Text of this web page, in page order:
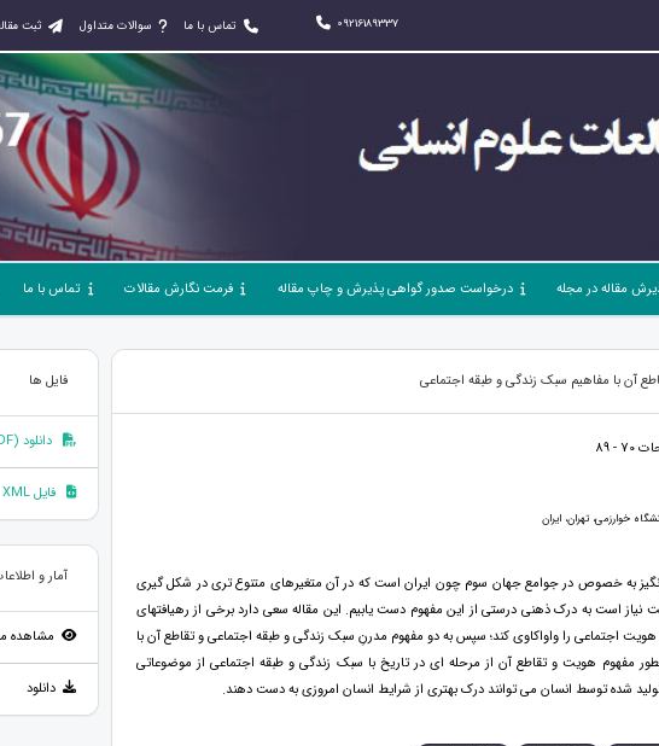
09216189337 تماس با ما سوالات متداول ثبت
مقاله در مجله درخواست صدور گواهی پذیرش و چاپ مقاله فرمت نگارش مقالات تماس با ما
آن با مفاهیم سبک زندگی و طبقه اجتماعی
خوارزمی، تهران، ایران
به خصوص در جوامع جهان سوم چون ایران است که در آن متغیرهای متنوع تری در شکل گیری
نیاز است به درک ذهنی درستی از این مفهوم دست یابیم. این مقاله سعی دارد برخی از رهیافتهای
اجتماعی را واواکاوی کند؛ سپس به دو مفهوم مدرنِ سبک زندگی و طبقه اجتماعی و تقاطع آن با
مفهوم هویت و تقاطع آن از مرحله ای در تاریخ با سبک زندگی و طبقه اجتماعی از موضوعاتی
شده توسط انسان می توانند درک بهتری از شرایط انسان امروزی به دست دهند.
فایل ها
دانلود (PDF)
فایل XML
آمار و
مشاهده
دانلود